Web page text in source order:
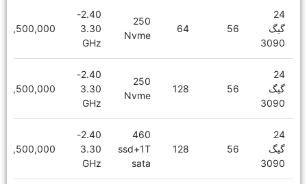
24
گیگ
3090
56
64
250
Nvme
2.40-
3.30
GHz
16,500,000
24
گیگ
3090
56
128
250
Nvme
2.40-
3.30
GHz
18,500,000
24
گیگ
3090
56
128
460
ssd+1T
sata
2.40-
3.30
GHz
19,500,000